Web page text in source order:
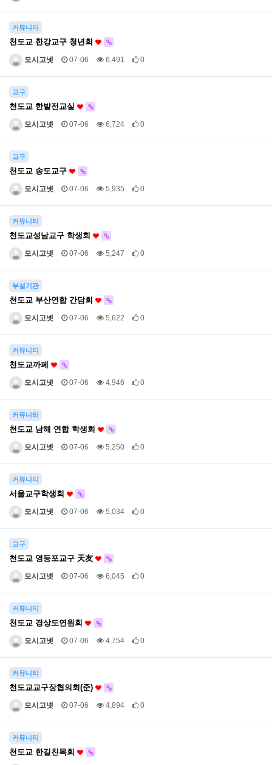
커뮤니티
천도교 한강교구 청년회
모시고넷 07-06 6,491 0
교구
천도교 한밭전교실
모시고넷 07-06 6,724 0
교구
천도교 송도교구
모시고넷 07-06 5,935 0
커뮤니티
천도교성남교구 학생회
모시고넷 07-06 5,247 0
부설기관
천도교 부산연합 간담회
모시고넷 07-06 5,622 0
커뮤니티
천도교까페
모시고넷 07-06 4,946 0
커뮤니티
천도교 남해 연합 학생회
모시고넷 07-06 5,250 0
커뮤니티
서울교구학생회
모시고넷 07-06 5,034 0
교구
천도교 영등포교구 天友
모시고넷 07-06 6,045 0
커뮤니티
천도교 경상도연원회
모시고넷 07-06 4,754 0
커뮤니티
천도교교구장협의회(준)
모시고넷 07-06 4,894 0
커뮤니티
천도교 한길친목회